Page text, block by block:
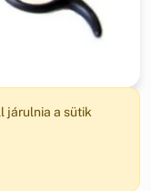
járulnia a sütik